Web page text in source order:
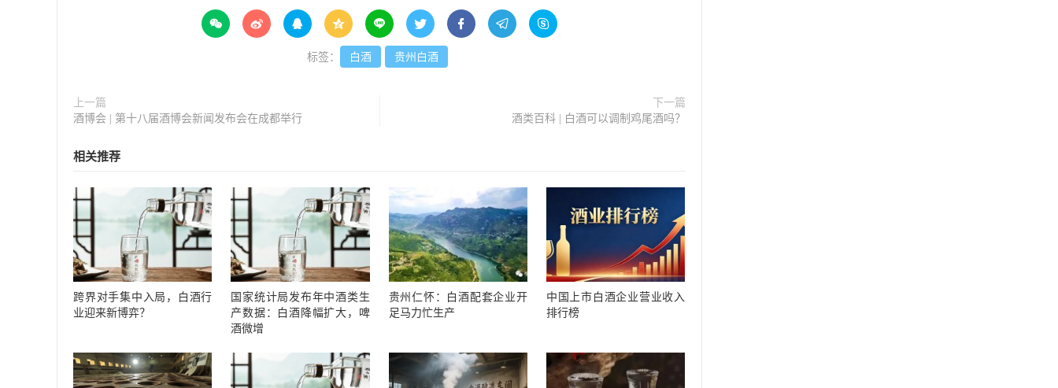
        
标签： 白酒 贵州白酒
上一篇
酒博会 | 第十八届酒博会新闻发布会在成都举行
下一篇
酒类百科 | 白酒可以调制鸡尾酒吗？
相关推荐
跨界对手集中入局，白酒行
业迎来新博弈？
国家统计局发布年中酒类生
产数据：白酒降幅扩大，啤
酒微增
贵州仁怀：白酒配套企业开
足马力忙生产
中国上市白酒企业营业收入
排行榜